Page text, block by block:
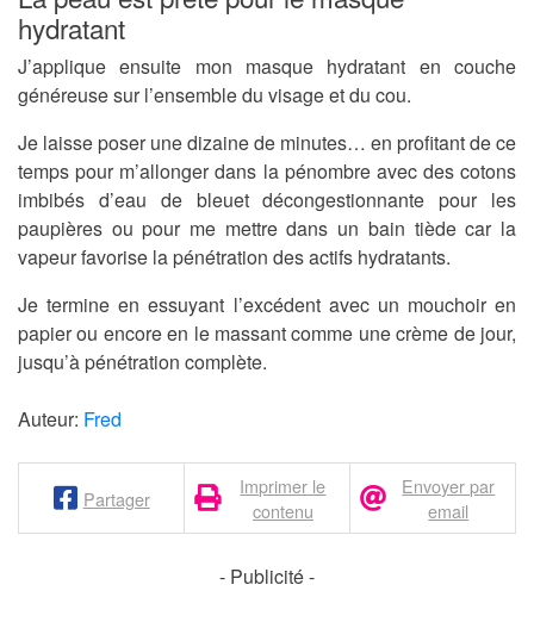
hydratant
J’applique ensuite mon masque hydratant en couche
généreuse sur l’ensemble du visage et du cou.
Je laisse poser une dizaine de minutes… en profitant de ce
temps pour m’allonger dans la pénombre avec des cotons
imbibés d’eau de bleuet décongestionnante pour les
paupières ou pour me mettre dans un bain tiède car la
vapeur favorise la pénétration des actifs hydratants.
Je termine en essuyant l’excédent avec un mouchoir en
papier ou encore en le massant comme une crème de jour,
jusqu’à pénétration complète.
Auteur: Fred
Partager
Imprimer le
contenu
Envoyer par
email
- Publicité -